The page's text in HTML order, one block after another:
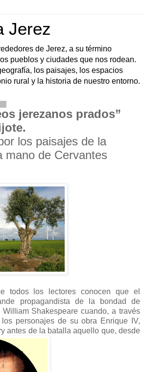
Jerez
de Jerez, a su término
pueblos y ciudades que nos rodean.
los paisajes, los espacios
rural y la historia de nuestro entorno.
jerezanos prados”
los paisajes de la
mano de Cervantes
todos los lectores conocen que el
propagandista de la bondad de
Shakespeare cuando, a través
personajes de su obra Enrique IV,
antes de la batalla aquello que, desde